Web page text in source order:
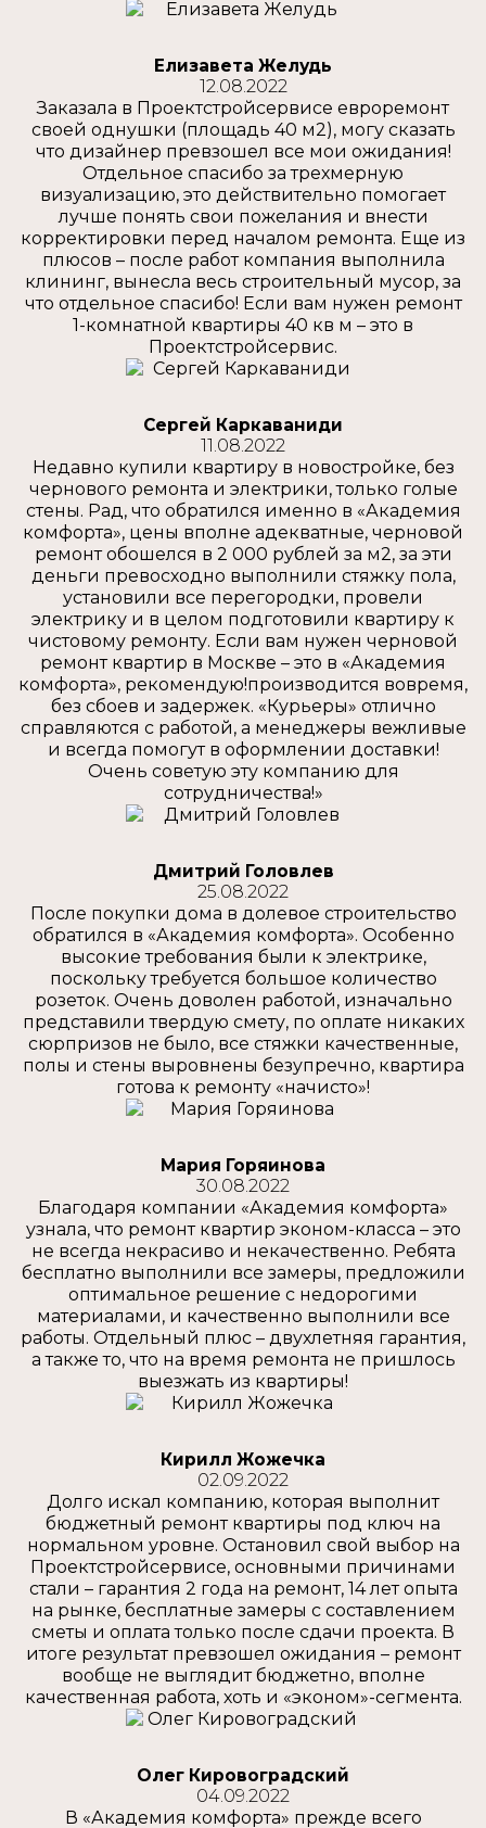
Елизавета Желудь
12.08.2022
Заказала в Проектстройсервисе евроремонт
своей однушки (площадь 40 м2), могу сказать
что дизайнер превзошел все мои ожидания!
Отдельное спасибо за трехмерную
визуализацию, это действительно помогает
лучше понять свои пожелания и внести
корректировки перед началом ремонта. Еще из
плюсов – после работ компания выполнила
клининг, вынесла весь строительный мусор, за
что отдельное спасибо! Если вам нужен ремонт
1-комнатной квартиры 40 кв м – это в
Проектстройсервис.
Сергей Каркаваниди
11.08.2022
Недавно купили квартиру в новостройке, без
чернового ремонта и электрики, только голые
стены. Рад, что обратился именно в «Академия
комфорта», цены вполне адекватные, черновой
ремонт обошелся в 2 000 рублей за м2, за эти
деньги превосходно выполнили стяжку пола,
установили все перегородки, провели
электрику и в целом подготовили квартиру к
чистовому ремонту. Если вам нужен черновой
ремонт квартир в Москве – это в «Академия
комфорта», рекомендую!производится вовремя,
без сбоев и задержек. «Курьеры» отлично
справляются с работой, а менеджеры вежливые
и всегда помогут в оформлении доставки!
Очень советую эту компанию для
сотрудничества!»
Дмитрий Головлев
25.08.2022
После покупки дома в долевое строительство
обратился в «Академия комфорта». Особенно
высокие требования были к электрике,
поскольку требуется большое количество
розеток. Очень доволен работой, изначально
представили твердую смету, по оплате никаких
сюрпризов не было, все стяжки качественные,
полы и стены выровнены безупречно, квартира
готова к ремонту «начисто»!
Мария Горяинова
30.08.2022
Благодаря компании «Академия комфорта»
узнала, что ремонт квартир эконом-класса – это
не всегда некрасиво и некачественно. Ребята
бесплатно выполнили все замеры, предложили
оптимальное решение с недорогими
материалами, и качественно выполнили все
работы. Отдельный плюс – двухлетняя гарантия,
а также то, что на время ремонта не пришлось
выезжать из квартиры!
Кирилл Жожечка
02.09.2022
Долго искал компанию, которая выполнит
бюджетный ремонт квартиры под ключ на
нормальном уровне. Остановил свой выбор на
Проектстройсервисе, основными причинами
стали – гарантия 2 года на ремонт, 14 лет опыта
на рынке, бесплатные замеры с составлением
сметы и оплата только после сдачи проекта. В
итоге результат превзошел ожидания – ремонт
вообще не выглядит бюджетно, вполне
качественная работа, хоть и «эконом»-сегмента.
Олег Кировоградский
04.09.2022
В «Академия комфорта» прежде всего